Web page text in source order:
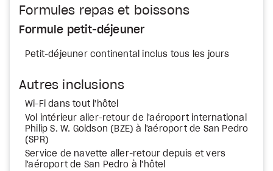
Formules repas et boissons
Formule petit-déjeuner
Petit-déjeuner continental inclus tous les jours
Autres inclusions
Wi-Fi dans tout l'hôtel
Vol intérieur aller-retour de l'aéroport international
Philip S. W. Goldson (BZE) à l'aéroport de San Pedro
(SPR)
Service de navette aller-retour depuis et vers
l'aéroport de San Pedro à l'hôtel